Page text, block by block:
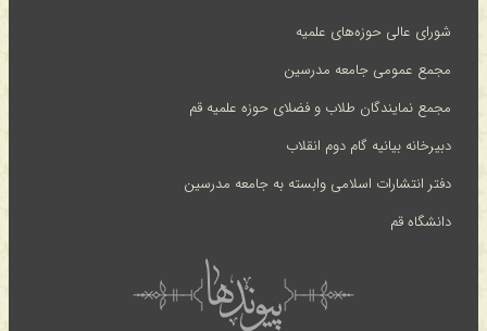
شورای عالی حوزه‌های علمیه
مجمع عمومی جامعه مدرسین
مجمع نمایندگان طلاب و فضلای حوزه علمیه قم
دبیرخانه بیانیه گام دوم انقلاب
دفتر انتشارات اسلامی وابسته به جامعه مدرسین
دانشگاه قم